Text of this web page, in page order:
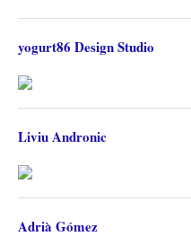
yogurt86 Design Studio
Liviu Andronic
Adrià Gómez